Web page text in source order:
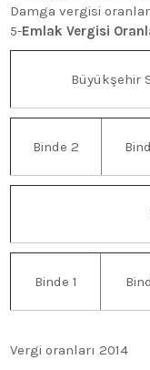
Damga vergisi
5-Emlak Vergisi
Büyükşehir
Binde 2
Binde 1
Vergi oranları 2014